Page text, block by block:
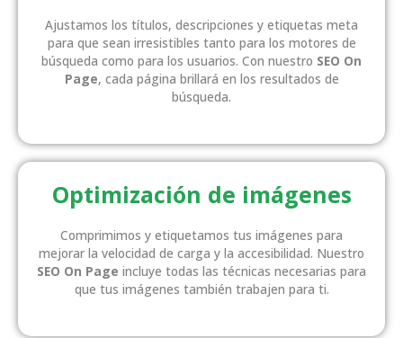
Ajustamos los títulos, descripciones y etiquetas meta
para que sean irresistibles tanto para los motores de
búsqueda como para los usuarios. Con nuestro SEO On
Page, cada página brillará en los resultados de
búsqueda.
Optimización de imágenes
Comprimimos y etiquetamos tus imágenes para
mejorar la velocidad de carga y la accesibilidad. Nuestro
SEO On Page incluye todas las técnicas necesarias para
que tus imágenes también trabajen para ti.